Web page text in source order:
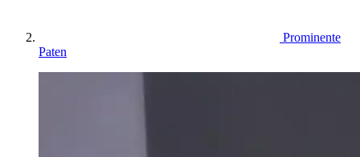
Prominente
Paten